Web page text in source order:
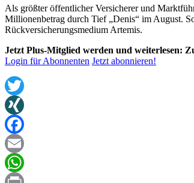
Als größter öffentlicher Versicherer und
Millionenbetrag durch Tief „Denis“ im August.
Rückversicherungsmedium Artemis.
Jetzt Plus-Mitglied werden und weiterlesen:
Login für Abonnenten Jetzt abonnieren!
Twitter
XING
Facebook
Email